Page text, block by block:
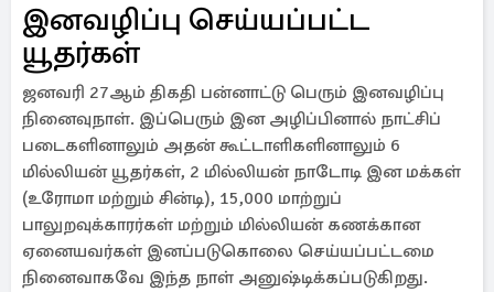
இனவழிப்பு செய்யப்பட்ட
யூதர்கள்
ஜனவரி 27ஆம் திகதி பன்னாட்டு பெரும் இனவழிப்பு
நினைவுநாள். இப்பெரும் இன அழிப்பினால் நாட்சிப்
படைகளினாலும் அதன் கூட்டாளிகளினாலும் 6
மில்லியன் யூதர்கள், 2 மில்லியன் நாடோடி இன மக்கள்
(உரோமா மற்றும் சின்டி), 15,000 மாற்றுப்
பாலுறவுக்காரர்கள் மற்றும் மில்லியன் கணக்கான
ஏனையவர்கள் இனப்படுகொலை செய்யப்பட்டமை
நினைவாகவே இந்த நாள் அனுஷ்டிக்கப்படுகிறது.